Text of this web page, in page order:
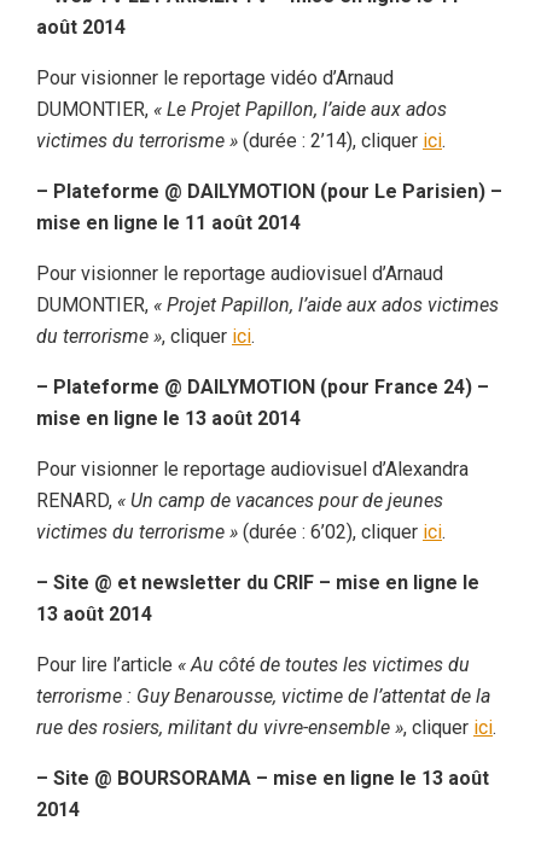
août 2014
Pour visionner le reportage vidéo d’Arnaud
DUMONTIER, « Le Projet Papillon, l’aide aux ados
victimes du terrorisme » (durée : 2’14), cliquer ici.
– Plateforme @ DAILYMOTION (pour Le Parisien) –
mise en ligne le 11 août 2014
Pour visionner le reportage audiovisuel d’Arnaud
DUMONTIER, « Projet Papillon, l’aide aux ados victimes
du terrorisme », cliquer ici.
– Plateforme @ DAILYMOTION (pour France 24) –
mise en ligne le 13 août 2014
Pour visionner le reportage audiovisuel d’Alexandra
RENARD, « Un camp de vacances pour de jeunes
victimes du terrorisme » (durée : 6’02), cliquer ici.
– Site @ et newsletter du CRIF – mise en ligne le
13 août 2014
Pour lire l’article « Au côté de toutes les victimes du
terrorisme : Guy Benarousse, victime de l’attentat de la
rue des rosiers, militant du vivre-ensemble », cliquer ici.
– Site @ BOURSORAMA – mise en ligne le 13 août
2014